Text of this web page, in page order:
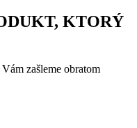
KTORÝ
zašleme obratom